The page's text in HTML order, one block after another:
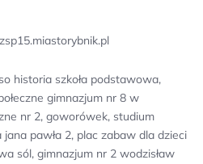
historia szkoła podstawowa,
gimnazjum nr 8 w
nr 2, goworówek, studium
pawła 2, plac zabaw dla dzieci
sól, gimnazjum nr 2 wodzisław